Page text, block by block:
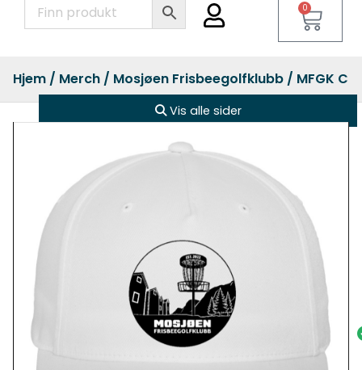
0
Hjem / Merch / Mosjøen Frisbeegolfklubb / MFGK
Vis alle sider